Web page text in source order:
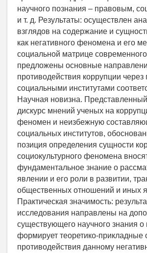
научного познания – правовым,
и т. д. Результаты: осуществлен
взглядов на содержание и
как негативного феномена и его
социальной матрице
предложены основные
противодействия коррупции через
социальными институтами
Научная новизна. Представленный
дискурс мнений ученых на
феномен и неизбежную
социальных институтов,
позиция определения сущности
социокультурного феномена
фундаментальное знание о
явлении и его роли в развитии,
общественных отношений и иных
Практическая значимость:
исследования направлены на
существующего научного знания о
формирует теоретико-прикладные
противодействия данному